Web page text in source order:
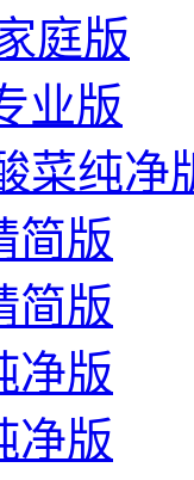
庭版
业版
菜纯净
简版
简版
净版
净版